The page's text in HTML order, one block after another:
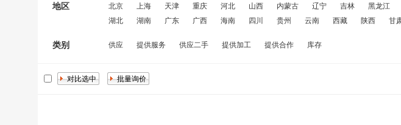
地区 北京 上海 天津 重庆 河北 山西 内蒙古 辽宁 吉林 黑龙江
湖北
湖南 广东 广西 海南 四川 贵州 云南 西藏 陕西 甘
类别 供应 提供服务 供应二手 提供加工 提供合作 库存